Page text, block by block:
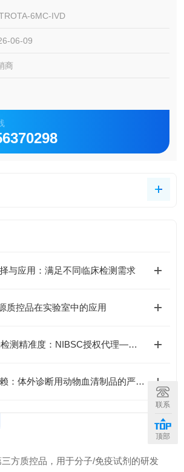
6MC-IVD
06-09
商
与应用：满足不同临床检测需求
质控品在实验室中的应用
2025赋能全球生物检测精准度：NIBSC授权代理——国际生物标准品流通的核心枢纽
安全高效，值得信赖：体外诊断用动物血清制品的严格质控流程
方质控品，用于分子/免疫试剂的研发
联系
顶部